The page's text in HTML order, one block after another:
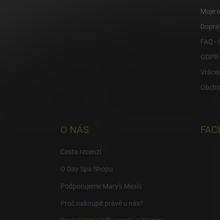
Moje
FAQ -
GDPR
O NÁS
Cesta recenzí
O Day Spa Shopu
Podporujeme Mary's Meals
Proč nakoupit právě u nás?